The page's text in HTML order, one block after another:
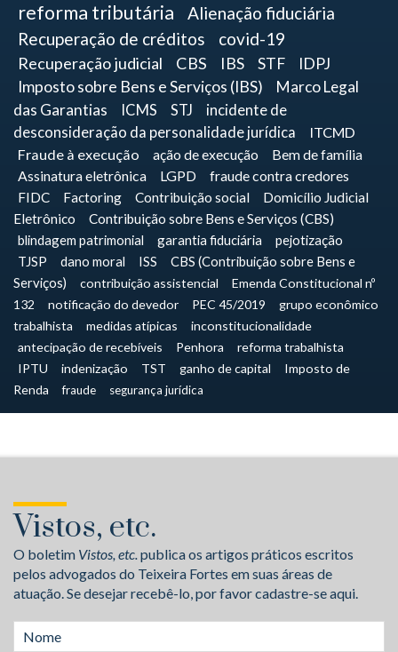
reforma tributária
Alienação fiduciária
Recuperação de créditos
covid-19
Recuperação judicial CBS IBS STF
IDPJ
Imposto sobre Bens e Serviços (IBS)
Marco Legal
das Garantias
ICMS STJ
incidente de
desconsideração da personalidade jurídica
ITCMD
Fraude à execução
ação de execução
Bem de família
Assinatura eletrônica
LGPD fraude contra credores
FIDC Factoring Contribuição social
Domicílio Judicial
Eletrônico
Contribuição sobre Bens e Serviços (CBS)
blindagem patrimonial
garantia fiduciária
pejotização
TJSP
dano moral ISS
CBS (Contribuição sobre Bens e
Serviços)
contribuição assistencial
Emenda Constitucional nº
132
notificação do devedor PEC 45/2019
grupo econômico
trabalhista
medidas atípicas
inconstitucionalidade
antecipação de recebíveis
Penhora
reforma trabalhista
IPTU
indenização TST ganho de capital
Imposto de
Renda
fraude segurança jurídica
Vistos, etc.
O boletim Vistos, etc.publica os artigos práticos escritos
pelos advogados do Teixeira Fortes em suas áreas de
atuação. Se desejar recebê-lo, por favor cadastre-se aqui.